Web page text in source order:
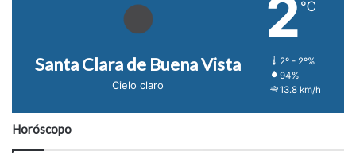
Santa Clara de Buena Vista
Cielo claro
2 ℃
2º - 2º%
94%
13.8 km/h
Horóscopo